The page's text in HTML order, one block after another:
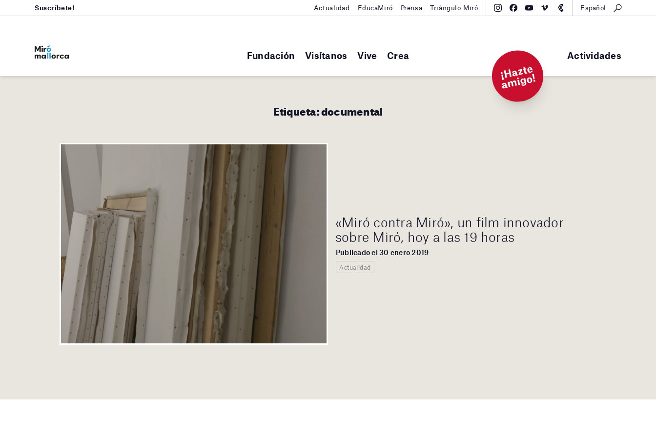
Fundación Visítanos Vive Crea Actividades
Suscríbete! Actualidad EducaMiró Prensa Triángulo Miró Español
¡
H
a
zt
e
a
mi
g
o!
Etiqueta:documental
«Miró contra Miró», un film innovador
sobre Miró, hoy a las 19 horas
Publicado el 30 enero 2019
Actualidad